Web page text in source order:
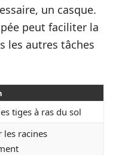
un casque.
peut faciliter la
les autres tâches
tiges à ras du sol
les racines